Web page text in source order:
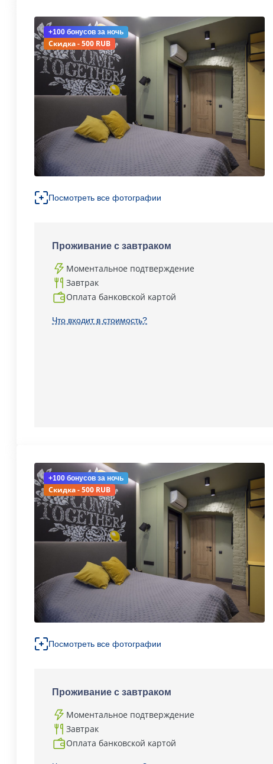
+100 бонусов за ночь
Скидка - 500 RUB
Посмотреть все фотографии
Проживание с завтраком
Моментальное подтверждение
Завтрак
Оплата банковской картой
Что входит в стоимость?
+100 бонусов за ночь
Скидка - 500 RUB
Посмотреть все фотографии
Проживание с завтраком
Моментальное подтверждение
Завтрак
Оплата банковской картой